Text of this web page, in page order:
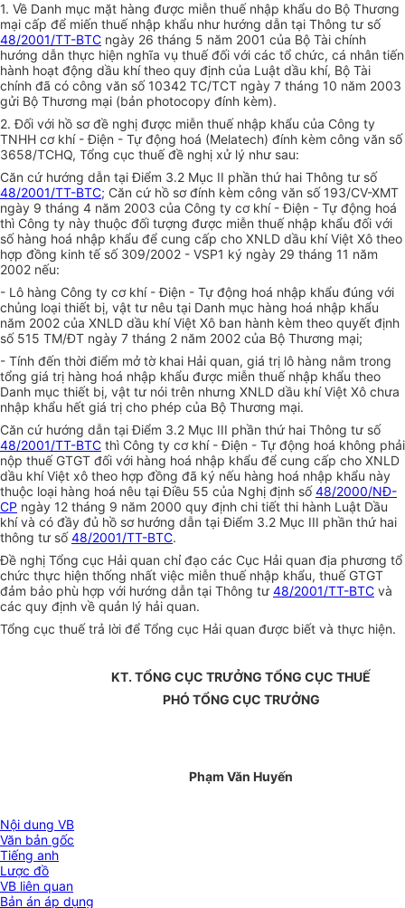
1. Về Danh mục mặt hàng được miễn thuế nhập khẩu do Bộ Thương
mại cấp để miến thuế nhập khẩu như hướng dẫn tại Thông tư số
48/2001/TT-BTC ngày 26 tháng 5 năm 2001 của Bộ Tài chính
hướng dẫn thực hiện nghĩa vụ thuế đối với các tổ chức, cá nhân tiến
hành hoạt động dầu khí theo quy định của Luật dầu khí, Bộ Tài
chính đã có công văn số 10342 TC/TCT ngày 7 tháng 10 năm 2003
gửi Bộ Thương mại (bản photocopy đính kèm).
2. Đối với hồ sơ đề nghị được miễn thuế nhập khẩu của Công ty
TNHH cơ khí - Điện - Tự động hoá (Melatech) đính kèm công văn số
3658/TCHQ, Tổng cục thuế đề nghị xử lý như sau:
Căn cứ hướng dẫn tại Điểm 3.2 Mục II phần thứ hai Thông tư số
48/2001/TT-BTC; Căn cứ hồ sơ đính kèm công văn số 193/CV-XMT
ngày 9 tháng 4 năm 2003 của Công ty cơ khí - Điện - Tự động hoá
thì Công ty này thuộc đối tượng được miễn thuế nhập khẩu đối với
số hàng hoá nhập khẩu để cung cấp cho XNLD dầu khí Việt Xô theo
hợp đồng kinh tế số 309/2002 - VSP1 ký ngày 29 tháng 11 năm
2002 nếu:
- Lô hàng Công ty cơ khí - Điện - Tự động hoá nhập khẩu đúng với
chủng loại thiết bị, vật tư nêu tại Danh mục hàng hoá nhập khẩu
năm 2002 của XNLD dầu khí Việt Xô ban hành kèm theo quyết định
số 515 TM/ĐT ngày 7 tháng 2 năm 2002 của Bộ Thương mại;
- Tính đến thời điểm mở tờ khai Hải quan, giá trị lô hàng nằm trong
tổng giá trị hàng hoá nhập khẩu được miễn thuế nhập khẩu theo
Danh mục thiết bị, vật tư nói trên nhưng XNLD dầu khí Việt Xô chưa
nhập khẩu hết giá trị cho phép của Bộ Thương mại.
Căn cứ hướng dẫn tại Điểm 3.2 Mục III phần thứ hai Thông tư số
48/2001/TT-BTC thì Công ty cơ khí - Điện - Tự động hoá không phải
nộp thuế GTGT đối với hàng hoá nhập khẩu để cung cấp cho XNLD
dầu khí Việt xô theo hợp đồng đã ký nếu hàng hoá nhập khẩu này
thuộc loại hàng hoá nêu tại Điều 55 của Nghị định số48/2000/NĐ-
CP ngày 12 tháng 9 năm 2000 quy định chi tiết thi hành Luật Dầu
khí và có đầy đủ hồ sơ hướng dẫn tại Điểm 3.2 Mục III phần thứ hai
thông tư số48/2001/TT-BTC.
Đề nghị Tổng cục Hải quan chỉ đạo các Cục Hải quan địa phương tổ
chức thực hiện thống nhất việc miễn thuế nhập khẩu, thuế GTGT
đảm bảo phù hợp với hướng dẫn tại Thông tư 48/2001/TT-BTC và
các quy định về quản lý hải quan.
Tổng cục thuế trả lời để Tổng cục Hải quan được biết và thực hiện.
KT. TỔNG CỤC TRƯỞNG TỔNG CỤC THUẾ
PHÓ TỔNG CỤC TRƯỞNG
Phạm Văn Huyến
Nội dung VB
Văn bản gốc
Tiếng anh
Lược đồ
VB liên quan
Bản án áp dụng